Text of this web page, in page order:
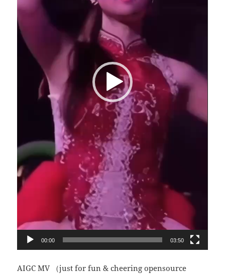
00:00 03:50
AIGC MV （just for fun & cheering opensource